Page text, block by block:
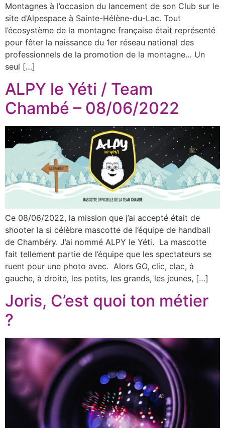
Montagnes à l’occasion du lancement de son Club sur le
site d’Alpespace à Sainte-Hélène-du-Lac. Tout
l’écosystème de la montagne française était représenté
pour fêter la naissance du 1er réseau national des
professionnels de la promotion de la montagne… Un
seul […]
ALPY le Yéti / Team
Chambé – 08/06/2022
Ce 08/06/2022, la mission que j’ai accepté était de
shooter la si célèbre mascotte de l’équipe de handball
de Chambéry. J’ai nommé ALPY le Yéti. La mascotte
fait tellement partie de l’équipe que les spectateurs se
ruent pour une photo avec. Alors GO, clic, clac, à
gauche, à droite, les petits, les grands, les jeunes, […]
Joris, C’est quoi ton métier
?